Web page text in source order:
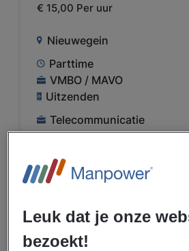
€ 15,00 Per uur
Nieuwegein
Parttime
VMBO / MAVO
Uitzenden
Telecommunicatie
BEKIJK
Leuk dat je onze
bezoekt!